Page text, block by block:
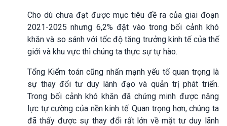
Cho dù chưa đạt được mục tiêu đề ra của giai đoạn
2021-2025 nhưng 6,2% đặt vào trong bối cảnh khó
khăn và so sánh với tốc độ tăng trưởng kinh tế của thế
giới và khu vực thì chúng ta thực sự tự hào.
Tổng Kiểm toán cũng nhấn mạnh yếu tố quan trọng là
sự thay đổi tư duy lãnh đạo và quản trị phát triển.
Trong bối cảnh khó khăn đã chứng minh được năng
lực tự cường của nền kinh tế. Quan trọng hơn, chúng ta
đã thấy được sự thay đổi rất lớn về mặt tư duy lãnh